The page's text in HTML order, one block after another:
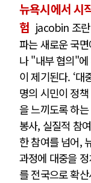
뉴욕시에서 시
험 jacobin 조란
파는 새로운 국
나 "내부 협의"에
이 제기된다. ‘
명의 시민이 정
을 느끼도록 하
봉사, 실질적 참
한 참여를 넘어,
과정에 대중을
를 전국으로 확